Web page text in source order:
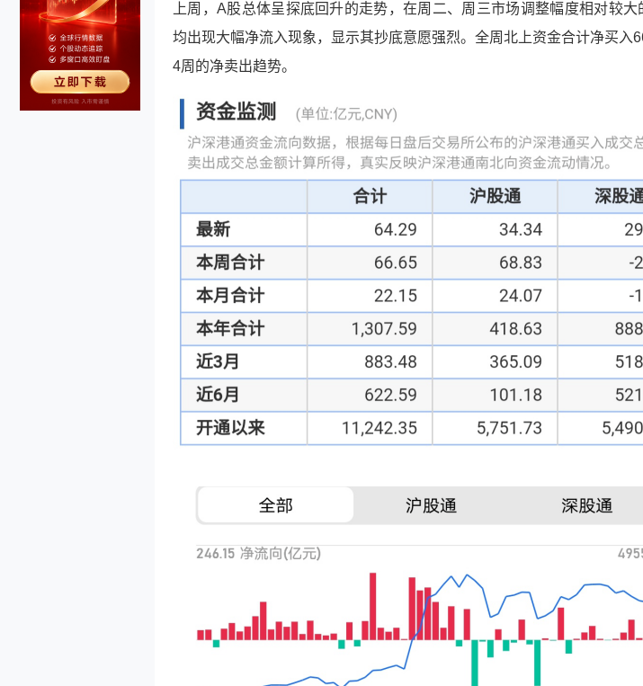
上周，A股总体呈探底回升的走势，在周二、周三市场调整幅度相对较
均出现大幅净流入现象，显示其抄底意愿强烈。全周北上资金合计净买入
4周的净卖出趋势。